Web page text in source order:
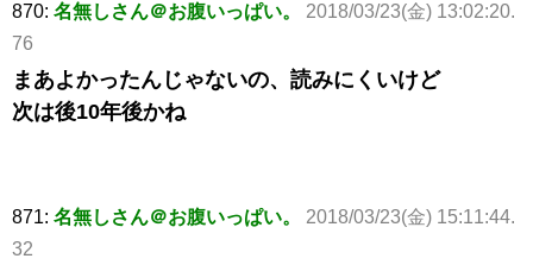
870: 名無しさん＠お腹いっぱい。
2018/03/23(金) 13:02:20.
76
まあよかったんじゃないの、読みにくいけど
次は後10年後かね
871: 名無しさん＠お腹いっぱい。
2018/03/23(金) 15:11:44.
32